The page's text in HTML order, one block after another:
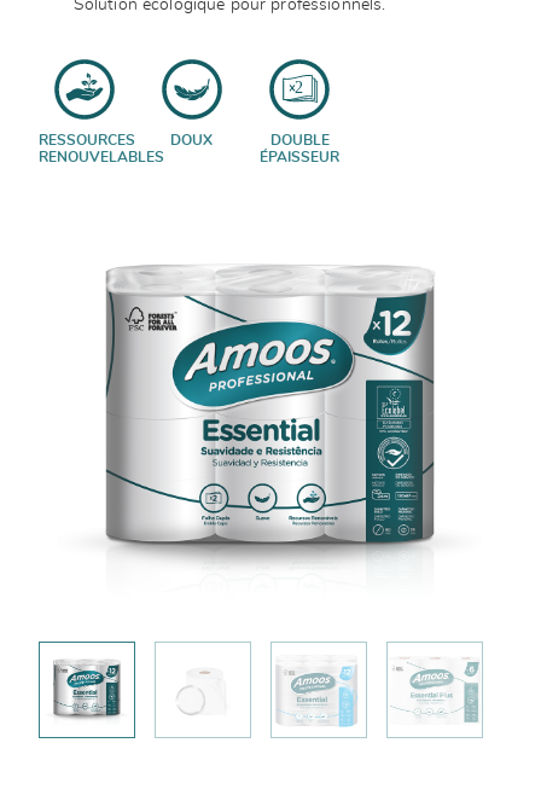
Solution écologique pour professionnels.
RESSOURCES
RENOUVELABLES
DOUX
DOUBLE
ÉPAISSEUR